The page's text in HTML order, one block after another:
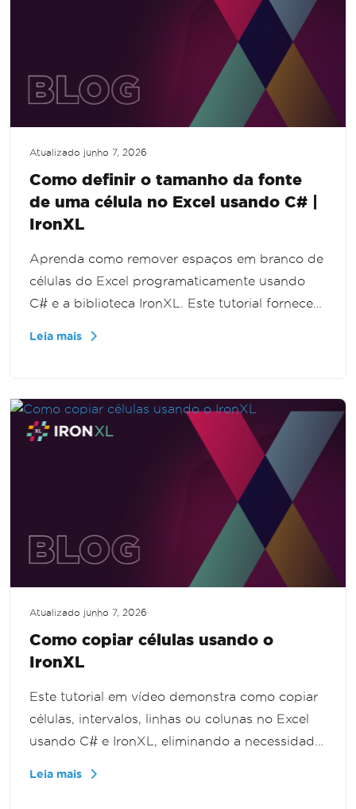
Atualizado junho 7, 2026
Como definir o tamanho da fonte
de uma célula no Excel usando C# |
IronXL
Aprenda como remover espaços em branco de
células do Excel programaticamente usando
C# e a biblioteca IronXL. Este tutorial fornece
Leia mais
Atualizado junho 7, 2026
Como copiar células usando o
IronXL
Este tutorial em vídeo demonstra como copiar
células, intervalos, linhas ou colunas no Excel
usando C# e IronXL, eliminando a necessidade
Leia mais